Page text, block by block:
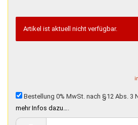
Artikel ist aktuell nicht verfügbar.
Bestellung 0% MwSt. nach §12 Abs. 3
mehr Infos dazu…